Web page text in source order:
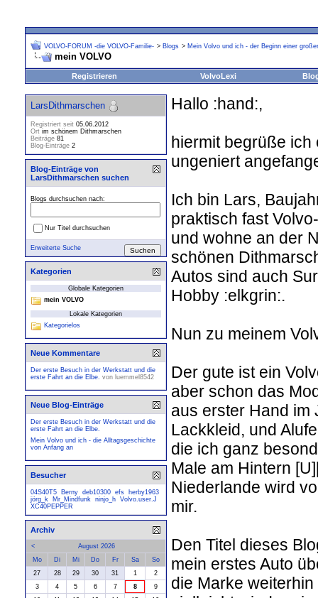
VOLVO-FORUM -die VOLVO-Familie- > Blogs > Mein Volvo und ich - der Beginn einer
mein VOLVO
Registrieren VolvoLexi
Hallo :hand:,
hiermit begrüße ich
ungeniert
Ich bin Lars,
praktisch fast
und wohne an der
schönen
Autos sind auch
Hobby :elkgrin:.
Nun zu meinem
Der gute ist ein
aber schon das
aus erster Hand im
Lackkleid, und
die ich ganz
Male am Hintern
Niederlande wird
mir.
Den Titel dieses
mein erstes Auto
die Marke
LarsDithmarschen
Registriert seit 05.06.2012
Ort im schönem Dithmarschen
Beiträge 81
Blog-Einträge 2
Blog-Einträge von
LarsDithmarschen suchen
Blogs durchsuchen nach:
Nur Titel durchsuchen
Erweiterte Suche
Kategorien
Globale Kategorien
mein VOLVO
Lokale Kategorien
Kategorielos
Neue Kommentare
Der erste Besuch in der Werkstatt und die
erste Fahrt an die Elbe. von luemmel8542
Neue Blog-Einträge
Der erste Besuch in der Werkstatt und die
erste Fahrt an die Elbe.
Mein Volvo und ich - die Alltagsgeschichte
von Anfang an
Besucher
04S40T5 Berny deb10300 efs
herby1963
jörg_k
Mr_Mindfunk ninjo_h Volvo.user.J
XC40PEPPER
Archiv
<
August 2026
Mo
Di Mi Do Fr Sa
So
27
28 29 30 31 1
2
3
4 5 6 7 8
9